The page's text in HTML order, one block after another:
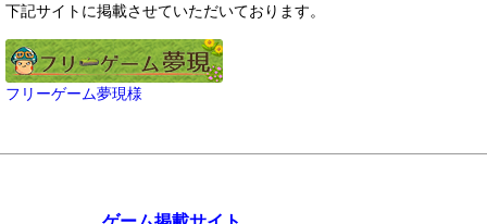
下記サイトに掲載させていただいております。
フリーゲーム夢現様